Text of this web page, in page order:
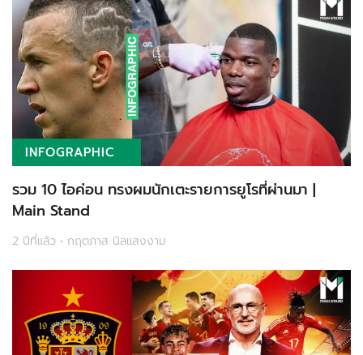
INFOGRAPHIC
รวม 10 ไอค่อน ทรงผมนักเตะรายการยูโรที่ผ่านมา |
Main Stand
2 ปีที่แล้ว • กฤตภาส นิลแสงงาม